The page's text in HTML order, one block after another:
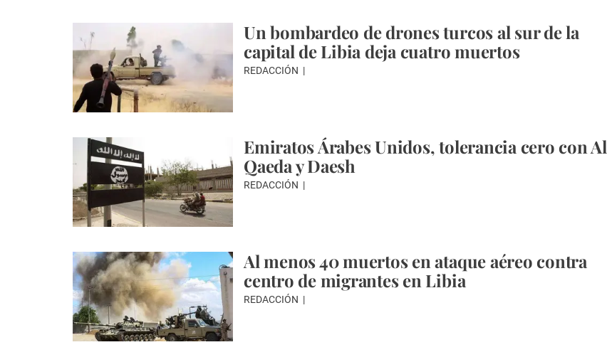
Un bombardeo de drones turcos al sur de la
capital de Libia deja cuatro muertos
REDACCIÓN
Emiratos Árabes Unidos, tolerancia cero con Al
Qaeda y Daesh
REDACCIÓN
Al menos 40 muertos en ataque aéreo contra
centro de migrantes en Libia
REDACCIÓN